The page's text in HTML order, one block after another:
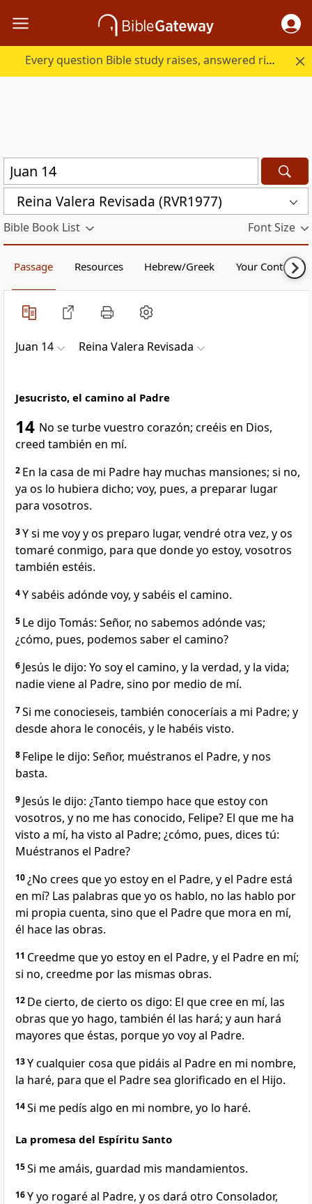
Every question Bible study raises, answered right here.
Reina Valera Revisada (RVR1977)
Bible Book List Font Size
Passage Resources Hebrew/Greek Your Content
Juan 14 Reina Valera Revisada
Jesucristo, el camino al Padre
14 No se turbe vuestro corazón; creéis en Dios,
creed también en mí.
2 En la casa de mi Padre hay muchas mansiones; si no,
ya os lo hubiera dicho; voy, pues, a preparar lugar
para vosotros.
3Y si me voy y os preparo lugar, vendré otra vez, y os
tomaré conmigo, para que donde yo estoy, vosotros
también estéis.
4Y sabéis adónde voy, y sabéis el camino.
5 Le dijo Tomás: Señor, no sabemos adónde vas;
¿cómo, pues, podemos saber el camino?
6 Jesús le dijo: Yo soy el camino, y la verdad, y la vida;
nadie viene al Padre, sino por medio de mí.
7Si me conocieseis, también conoceríais a mi Padre; y
desde ahora le conocéis, y le habéis visto.
8 Felipe le dijo: Señor, muéstranos el Padre, y nos
basta.
9 Jesús le dijo: ¿Tanto tiempo hace que estoy con
vosotros, y no me has conocido, Felipe? El que me ha
visto a mí, ha visto al Padre; ¿cómo, pues, dices tú:
Muéstranos el Padre?
10¿No crees que yo estoy en el Padre, y el Padre está
en mí? Las palabras que yo os hablo, no las hablo por
mi propia cuenta, sino que el Padre que mora en mí,
él hace las obras.
11 Creedme que yo estoy en el Padre, y el Padre en mí;
si no, creedme por las mismas obras.
12 De cierto, de cierto os digo: El que cree en mí, las
obras que yo hago, también él las hará; y aun hará
mayores que éstas, porque yo voy al Padre.
13Y cualquier cosa que pidáis al Padre en mi nombre,
la haré, para que el Padre sea glorificado en el Hijo.
14Si me pedís algo en mi nombre, yo lo haré.
La promesa del Espíritu Santo
15Si me amáis, guardad mis mandamientos.
16Y yo rogaré al Padre, y os dará otro Consolador,